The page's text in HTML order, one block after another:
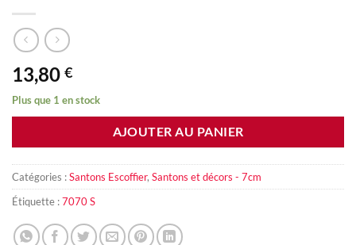
13,80 €
Plus que 1 en stock
AJOUTER AU PANIER
Catégories :Santons Escoffier, Santons et décors - 7cm
Étiquette :7070 S